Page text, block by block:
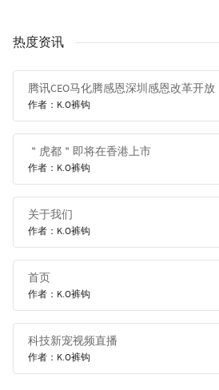
热度资讯
腾讯CEO马化腾感恩深圳感恩改革开放
作者：K.O裤钩
＂虎都＂即将在香港上市
作者：K.O裤钩
关于我们
作者：K.O裤钩
首页
作者：K.O裤钩
科技新宠视频直播
作者：K.O裤钩